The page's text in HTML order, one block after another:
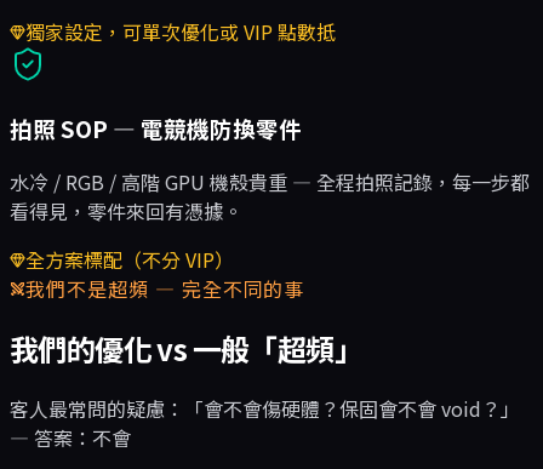
獨家設定，可單次優化或 VIP 點數抵
拍照 SOP — 電競機防換零件
水冷 / RGB / 高階 GPU 機殼貴重 — 全程拍照記錄，每一步都
看得見，零件來回有憑據。
全方案標配（不分 VIP）
我們不是超頻 — 完全不同的事
我們的優化 vs 一般「超頻」
客人最常問的疑慮：「會不會傷硬體？保固會不會 void？」
— 答案：不會